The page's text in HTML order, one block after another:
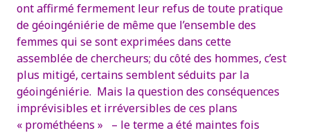
ont affirmé fermement leur refus de toute pratique
de géoingéniérie de même que l’ensemble des
femmes qui se sont exprimées dans cette
assemblée de chercheurs; du côté des hommes, c’est
plus mitigé, certains semblent séduits par la
géoingéniérie. Mais la question des conséquences
imprévisibles et irréversibles de ces plans
« prométhéens » – le terme a été maintes fois